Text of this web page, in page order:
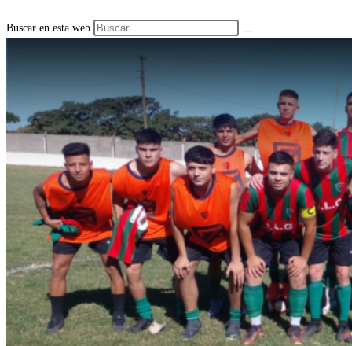
Buscar en esta web